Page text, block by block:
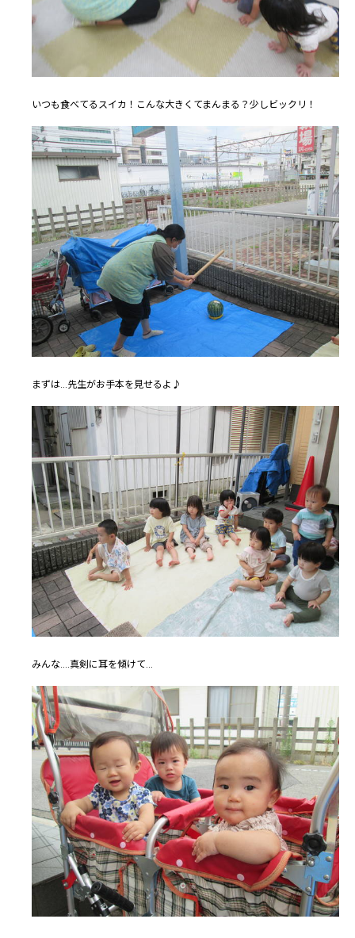
いつも食べてるスイカ！こんな大きくてまんまる？少しビックリ！
まずは...先生がお手本を見せるよ♪
みんな....真剣に耳を傾けて...